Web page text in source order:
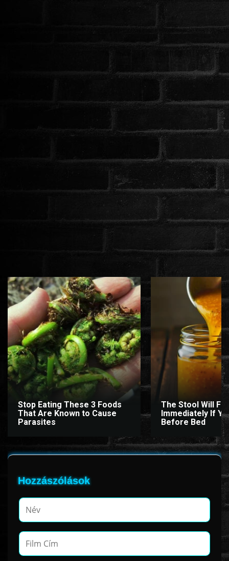
Stop Eating These 3 Foods
That Are Known to Cause
Parasites
The Stool Will Fly
Immediately If
Before Bed
Hozzászólások